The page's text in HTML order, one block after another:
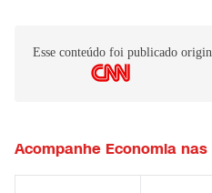
Esse conteúdo foi publicado
Acompanhe Economia nas